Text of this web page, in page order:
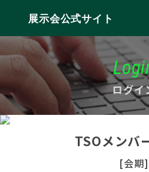
展示会公式サイト
ログイ
TSOメンバ
[会期]